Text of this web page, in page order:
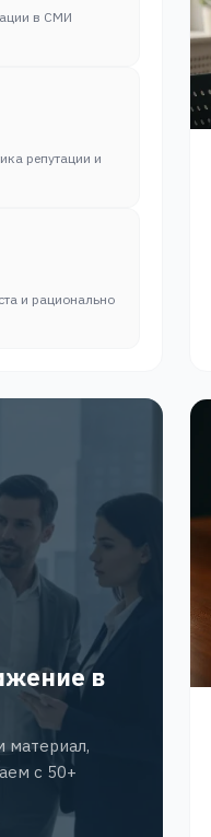
в СМИ
репутации и
и рационально
в
с 50+